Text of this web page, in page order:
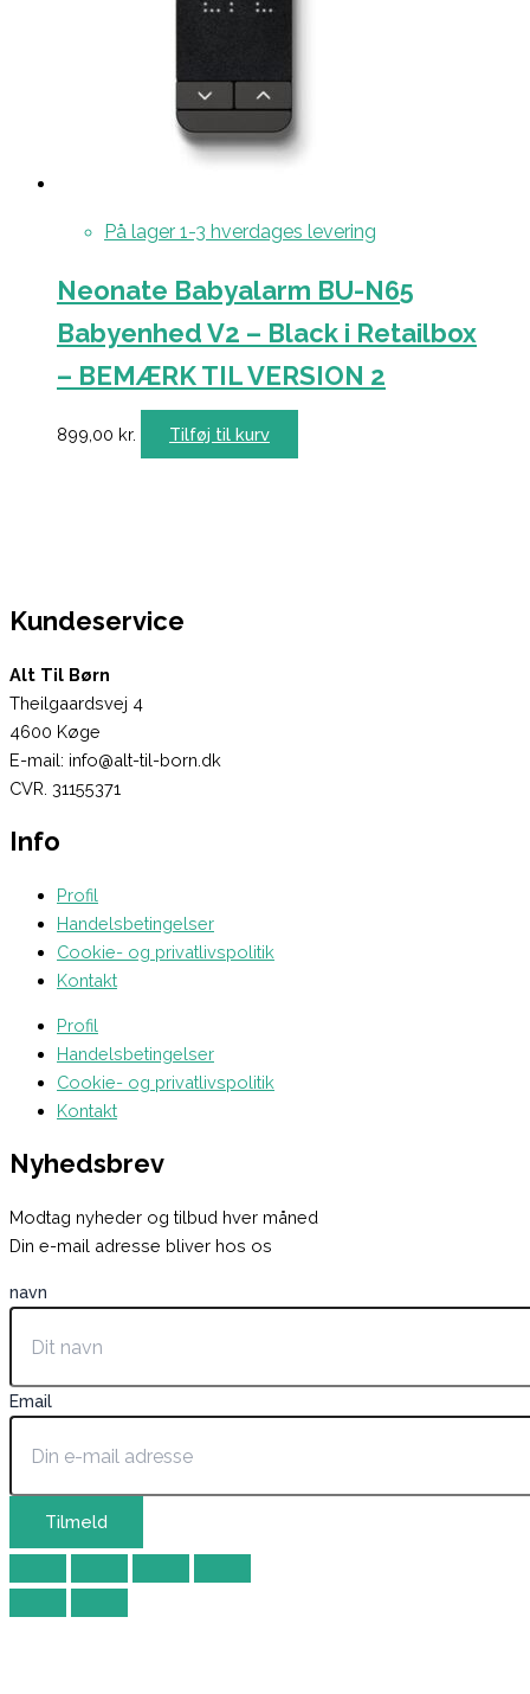
På lager 1-3 hverdages levering
Neonate Babyalarm BU-N65
Babyenhed V2 – Black i Retailbox
– BEMÆRK TIL VERSION 2
899,00 kr. Tilføj til kurv
Kundeservice
Alt Til Børn
Theilgaardsvej 4
4600 Køge
E-mail: info@alt-til-born.dk
CVR. 31155371
Info
Profil
Handelsbetingelser
Cookie- og privatlivspolitik
Kontakt
Profil
Handelsbetingelser
Cookie- og privatlivspolitik
Kontakt
Nyhedsbrev
Modtag nyheder og tilbud hver måned
Din e-mail adresse bliver hos os
navn
Email
Tilmeld